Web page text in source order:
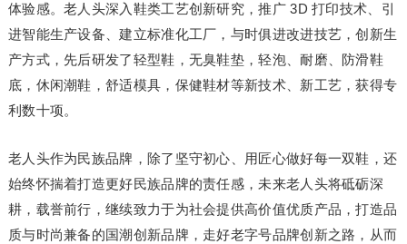
体验感。老人头深入鞋类工艺创新研究，推广 3D 打印技术、引
进智能生产设备、建立标准化工厂，与时俱进改进技艺，创新生
产方式，先后研发了轻型鞋，无臭鞋垫，轻泡、耐磨、防滑鞋
底，休闲潮鞋，舒适模具，保健鞋材等新技术、新工艺，获得专
利数十项。
老人头作为民族品牌，除了坚守初心、用匠心做好每一双鞋，还
始终怀揣着打造更好民族品牌的责任感，未来老人头将砥砺深
耕，载誉前行，继续致力于为社会提供高价值优质产品，打造品
质与时尚兼备的国潮创新品牌，走好老字号品牌创新之路，从而